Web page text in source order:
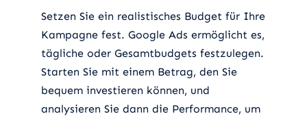
Setzen Sie ein realistisches Budget für Ihre
Kampagne fest. Google Ads ermöglicht es,
tägliche oder Gesamtbudgets festzulegen.
Starten Sie mit einem Betrag, den Sie
bequem investieren können, und
analysieren Sie dann die Performance, um